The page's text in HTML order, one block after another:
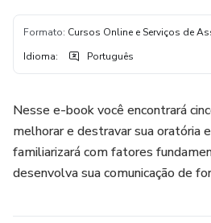
Formato: Cursos Online e Serviços de
Idioma: Português
Nesse e-book você encontrará
melhorar e destravar sua oratória
familiarizará com fatores
desenvolva sua comunicação de